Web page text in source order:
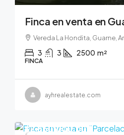
Finca en venta en
Vereda La Hondita, Guarne,
3 3 2500 m²
FINCA
ayhrealestate.com
$2,350,000,000